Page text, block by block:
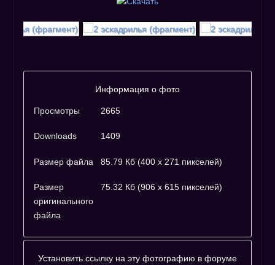
Информация о фото
Просмотры 2665
Downloads 1409
Размер файла 85.79 Кб (400 x 271 пикселей)
Размер
оригинального
файла
75.32 Кб (906 x 615 пикселей)
Установить ссылку на эту фотографию в форуме